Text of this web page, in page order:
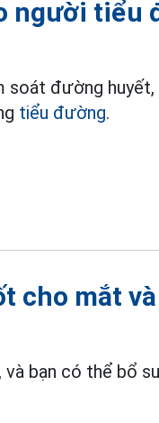
người tiểu
soát đường
tiểu đường.
cho mắt
bạn có thể bổ